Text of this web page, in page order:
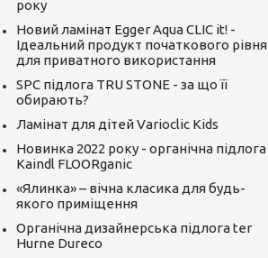
року
Новий ламінат Egger Aqua CLIC it! -
Ідеальний продукт початкового рівня
для приватного використання
SPC підлога TRU STONE - за що її
обирають?
Ламінат для дітей Varioclic Kids
Новинка 2022 року - органічна підлога
Kaindl FLOORganic
«Ялинка» – вічна класика для будь-
якого приміщення
Органічна дизайнерська підлога ter
Hurne Dureco